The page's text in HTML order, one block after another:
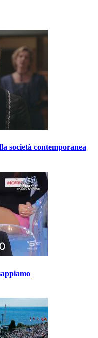
società contemporanea